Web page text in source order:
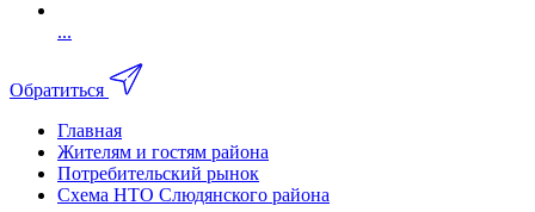
...
Обратиться
Главная
Жителям и гостям района
Потребительский рынок
Схема НТО Слюдянского района